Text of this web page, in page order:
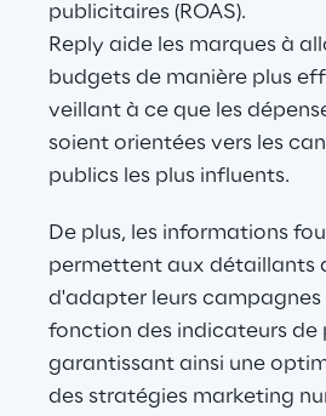
publicitaires (ROAS).
Reply aide les marques à
budgets de manière plus
veillant à ce que les
soient orientées vers les
publics les plus influents.
De plus, les informations
permettent aux détaillants
d'adapter leurs campagnes
fonction des indicateurs de
garantissant ainsi une
des stratégies marketing